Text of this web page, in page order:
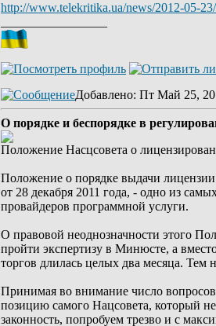
http://www.telekritika.ua/news/2012-05-
Добавлено: Пт Май 25,
О порядке и беспорядке в
Положение Насцсовета о
Положение о порядке выдачи
от 28 декабря 2011 года, - одно из
провайдеров программной услуги.
О правовой неоднозначности этого
пройти экспертизу в Минюсте, а
торгов длилась целых два месяца. Тем
Принимая во внимание число
позицию самого Нацсовета, который
законность, попробуем трезво и с